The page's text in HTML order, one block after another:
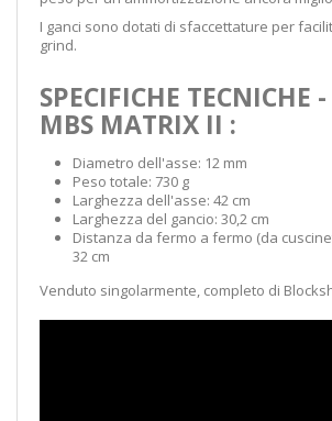
I ganci sono dotati di sfaccettature per
grind.
SPECIFICHE TECNICHE
MBS MATRIX II :
Diametro dell'asse: 12 mm
Peso totale: 730 g
Larghezza dell'asse: 42 cm
Larghezza del gancio: 30,2 cm
Distanza da fermo a fermo (da
32 cm
Venduto singolarmente, completo di